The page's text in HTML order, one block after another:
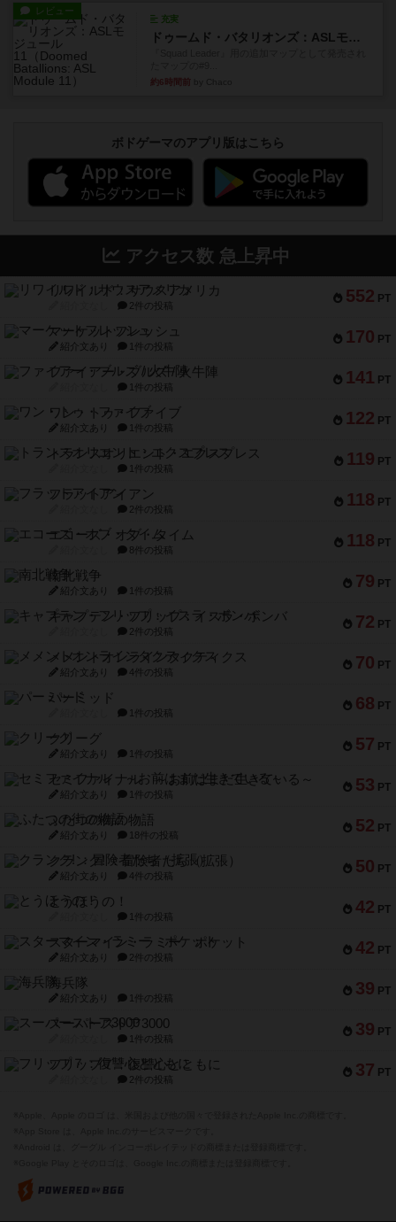
レビュー
充実
ドゥームド・バタリオンズ：ASLモジュール11
約6時間前
ボドゲーマのアプリ版はこちら
アクセス数 急上昇中
552 PT
リワイルド：サウスアメリカ
2件の投稿
170 PT
マーケットフレッシュ
紹介文あり 1件の投稿
141 PT
ファイアー・ブルズ / 火牛陣
1件の投稿
122 PT
ワン・トゥ・ファイブ
紹介文あり 1件の投稿
119 PT
トランスオリエント・エクスプレス
1件の投稿
118 PT
フラットアイアン
2件の投稿
118 PT
エコーズ・オブ・タイム
8件の投稿
79 PT
南北戦争
紹介文あり 1件の投稿
72 PT
キャプテン・フリップ：イスラ・ボンバ
2件の投稿
70 PT
メメントオンラインタクティクス
紹介文あり 4件の投稿
68 PT
パーミッド
1件の投稿
57 PT
クリーグ
紹介文あり 1件の投稿
53 PT
セミファイナル ～お前はまだ生きている～
紹介文あり 1件の投稿
52 PT
ふたつの街の物語
紹介文あり 18件の投稿
50 PT
クランク! ：冒険者たち（拡張）
紹介文あり 4件の投稿
42 PT
とうほうの！
1件の投稿
42 PT
スターマイン・ラミー ポケット
紹介文あり 2件の投稿
39 PT
海兵隊
紹介文あり 1件の投稿
39 PT
スーパーストア3000
1件の投稿
37 PT
フリップ７：復讐心とともに
2件の投稿